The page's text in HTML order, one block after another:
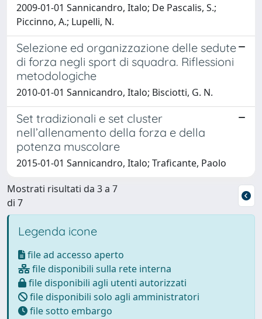
2009-01-01 Sannicandro, Italo; De Pascalis, S.;
Piccinno, A.; Lupelli, N.
Selezione ed organizzazione delle sedute
di forza negli sport di squadra. Riflessioni
metodologiche
2010-01-01 Sannicandro, Italo; Bisciotti, G. N.
Set tradizionali e set cluster
nell’allenamento della forza e della
potenza muscolare
2015-01-01 Sannicandro, Italo; Traficante, Paolo
Mostrati risultati da 3 a 7
di 7
Legenda icone
file ad accesso aperto
file disponibili sulla rete interna
file disponibili agli utenti autorizzati
file disponibili solo agli amministratori
file sotto embargo